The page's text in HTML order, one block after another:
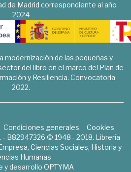
de Madrid correspondiente al año
2024
modernización de las pequeñas y
del libro en el marco del Plan de
y Resiliencia. Convocatoria
2022.
Condiciones generales
Cookies
- B82947326 © 1948 - 2018. Librería
Ciencias Sociales, Historia y
Humanas
y desarrollo OPTYMA